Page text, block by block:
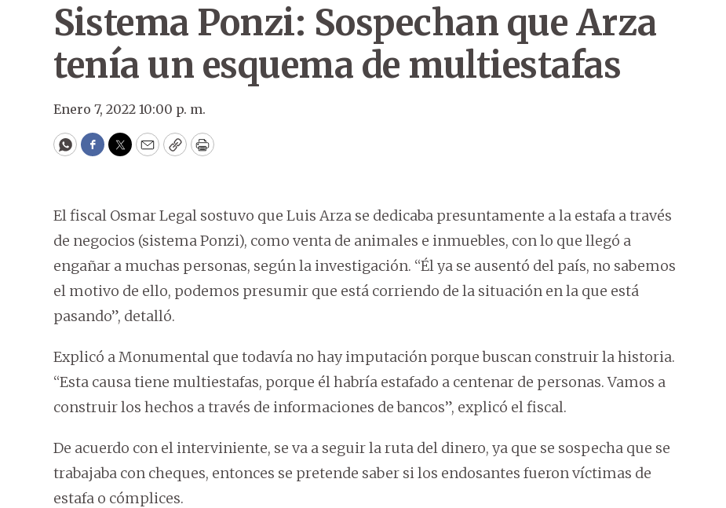
Sistema Ponzi: Sospechan que Arza
tenía un esquema de multiestafas
Enero 7, 2022 10:00 p. m.
WhatsApp
Facebook
Twitter
EmailCopyPrint
El fiscal Osmar Legal sostuvo que Luis Arza se dedicaba presuntamente a la estafa a través
de negocios (sistema Ponzi), como venta de animales e inmuebles, con lo que llegó a
engañar a muchas personas, según la investigación. “Él ya se ausentó del país, no sabemos
el motivo de ello, podemos presumir que está corriendo de la situación en la que está
pasando”, detalló.
Explicó a Monumental que todavía no hay imputación porque buscan construir la historia.
“Esta causa tiene multiestafas, porque él habría estafado a centenar de personas. Vamos a
construir los hechos a través de informaciones de bancos”, explicó el fiscal.
De acuerdo con el interviniente, se va a seguir la ruta del dinero, ya que se sospecha que se
trabajaba con cheques, entonces se pretende saber si los endosantes fueron víctimas de
estafa o cómplices.